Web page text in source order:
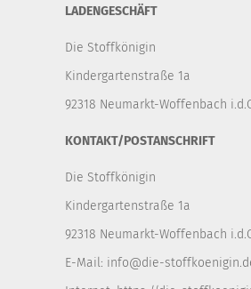
LADENGESCHÄFT
Die Stoffkönigin
Kindergartenstraße 1a
92318 Neumarkt-Woffenbach
KONTAKT/POSTANSCHRIFT
Die Stoffkönigin
Kindergartenstraße 1a
92318 Neumarkt-Woffenbach
E-Mail: info@die-